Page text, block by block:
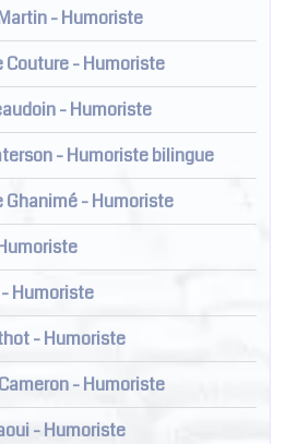
- Humoriste
Couture - Humoriste
- Humoriste
- Humoriste bilingue
Ghanimé - Humoriste
Humoriste
- Humoriste
- Humoriste
- Humoriste